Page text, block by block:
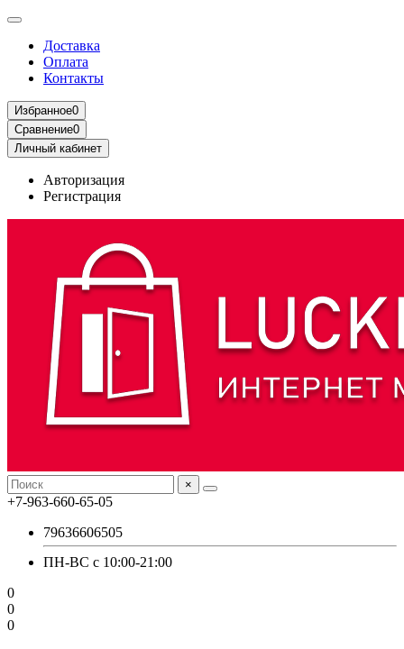
Доставка
Оплата
Контакты
Избранное0
Сравнение0
Личный кабинет
Авторизация
Регистрация
×
+7-963-660-65-05
79636606505
ПН-ВС с 10:00-21:00
0
0
0